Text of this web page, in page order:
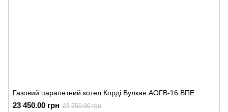
Газовий парапетний котел Корді Вулкан АОГВ-16 ВПЕ
23 450.00 грн 23 550.00 грн